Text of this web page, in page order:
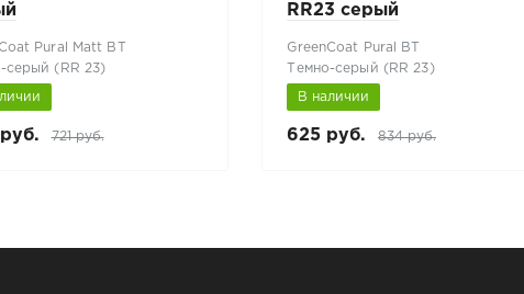
Pural Matt BT
серый (RR 23)
721 руб.
RR23 серый
GreenCoat Pural BT
Темно-серый (RR 23)
В наличии
625 руб. 834 руб.